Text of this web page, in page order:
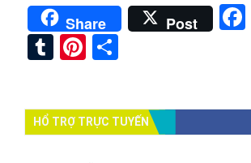
Share Post
TumblrPinterest
HỔ TRỢ TRỰC TUYẾN